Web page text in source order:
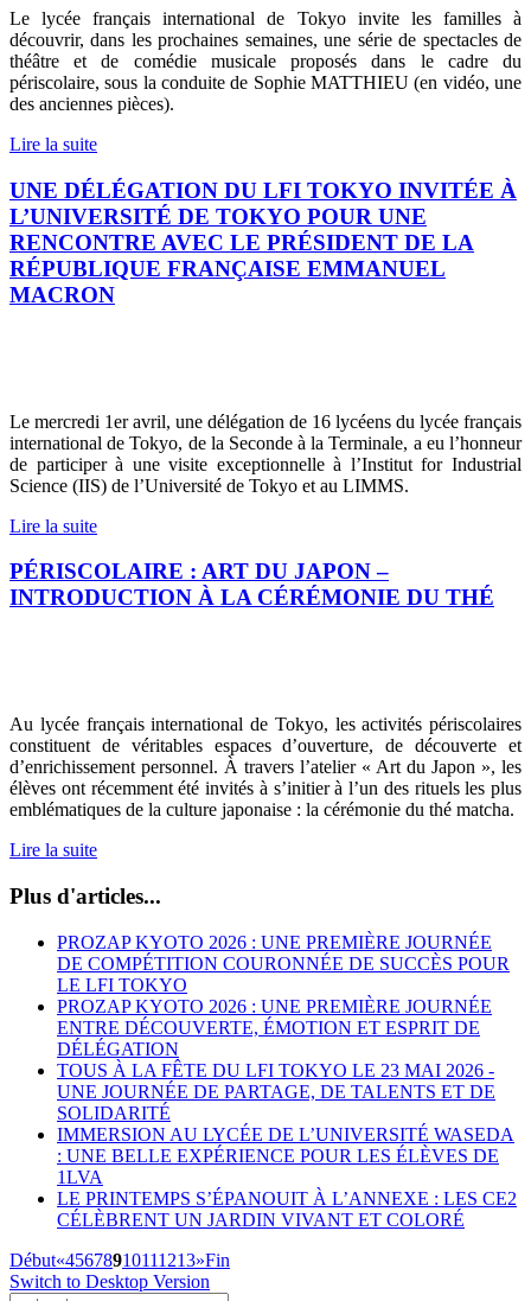
Le lycée français international de Tokyo invite les familles à
découvrir, dans les prochaines semaines, une série de spectacles de
théâtre et de comédie musicale proposés dans le cadre du
périscolaire, sous la conduite de Sophie MATTHIEU (en vidéo, une
des anciennes pièces).
Lire la suite
UNE DÉLÉGATION DU LFI TOKYO INVITÉE À
L’UNIVERSITÉ DE TOKYO POUR UNE
RENCONTRE AVEC LE PRÉSIDENT DE LA
RÉPUBLIQUE FRANÇAISE EMMANUEL
MACRON
Le mercredi 1er avril, une délégation de 16 lycéens du lycée français
international de Tokyo, de la Seconde à la Terminale, a eu l’honneur
de participer à une visite exceptionnelle à l’Institut for Industrial
Science (IIS) de l’Université de Tokyo et au LIMMS.
Lire la suite
PÉRISCOLAIRE : ART DU JAPON –
INTRODUCTION À LA CÉRÉMONIE DU THÉ
Au lycée français international de Tokyo, les activités périscolaires
constituent de véritables espaces d’ouverture, de découverte et
d’enrichissement personnel. À travers l’atelier « Art du Japon », les
élèves ont récemment été invités à s’initier à l’un des rituels les plus
emblématiques de la culture japonaise : la cérémonie du thé matcha.
Lire la suite
Plus d'articles...
PROZAP KYOTO 2026 : UNE PREMIÈRE JOURNÉE
DE COMPÉTITION COURONNÉE DE SUCCÈS POUR
LE LFI TOKYO
PROZAP KYOTO 2026 : UNE PREMIÈRE JOURNÉE
ENTRE DÉCOUVERTE, ÉMOTION ET ESPRIT DE
DÉLÉGATION
TOUS À LA FÊTE DU LFI TOKYO LE 23 MAI 2026 -
UNE JOURNÉE DE PARTAGE, DE TALENTS ET DE
SOLIDARITÉ
IMMERSION AU LYCÉE DE L’UNIVERSITÉ WASEDA
: UNE BELLE EXPÉRIENCE POUR LES ÉLÈVES DE
1LVA
LE PRINTEMPS S’ÉPANOUIT À L’ANNEXE : LES CE2
CÉLÈBRENT UN JARDIN VIVANT ET COLORÉ
Début«45678910111213»Fin
Switch to Desktop Version